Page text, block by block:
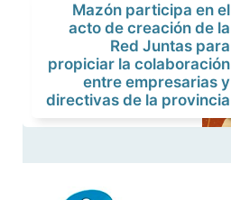
Mazón participa en el
acto de creación de la
Red Juntas para
propiciar la colaboración
entre empresarias y
directivas de la provincia